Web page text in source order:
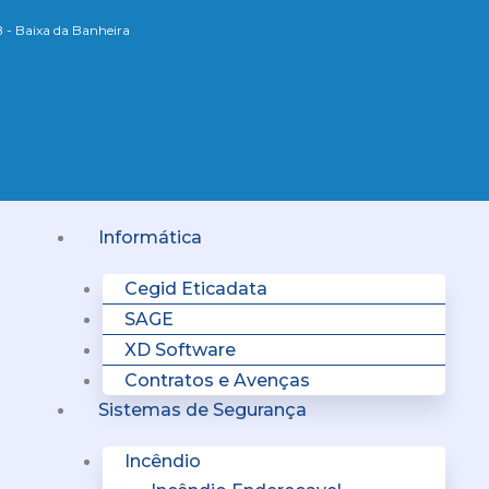
- Baixa da Banheira
Informática
Cegid Eticadata
SAGE
XD Software
Contratos e Avenças
Sistemas de Segurança
Incêndio
Menu